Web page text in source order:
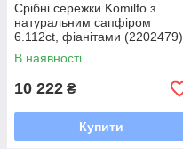
Срібні сережки Komilfo з
натуральним сапфіром
6.112ct, фіанітами (2202479)
В наявності
10 222 ₴
Купити